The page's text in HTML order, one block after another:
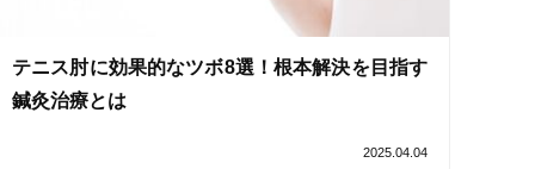
テニス肘に効果的なツボ8選！根本解決を目指す
鍼灸治療とは
2025.04.04